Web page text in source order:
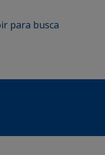
ir para busca